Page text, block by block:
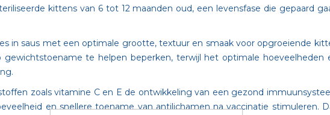
kittens van 6 tot 12 maanden oud, een levensfase die gepaard
in saus met een optimale grootte, textuur en smaak voor opgroeiende
te helpen beperken, terwijl het optimale hoeveelheden
zoals vitamine C en E de ontwikkeling van een gezond
en snellere toename van antilichamen na vaccinatie stimuleren.